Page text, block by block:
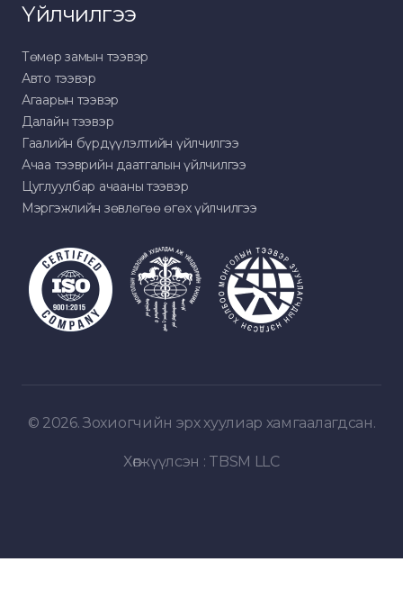
Үйлчилгээ
Төмөр замын тээвэр
Авто тээвэр
Агаарын тээвэр
Далайн тээвэр
Гаалийн бүрдүүлэлтийн үйлчилгээ
Ачаа тээврийн даатгалын үйлчилгээ
Цуглуулбар ачааны тээвэр
Мэргэжлийн зөвлөгөө өгөх үйлчилгээ
© 2026. Зохиогчийн эрх хуулиар хамгаалагдсан.
Хөгжүүлсэн : TBSM LLC